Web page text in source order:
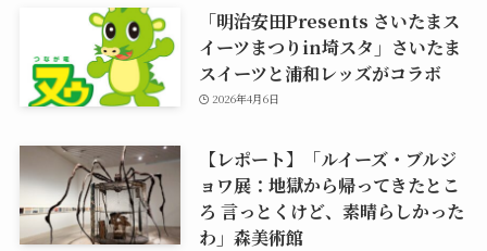
「明治安田Presents さいたまス
イーツまつりin埼スタ」さいたま
スイーツと浦和レッズがコラボ
2026年4月6日
【レポート】「ルイーズ・ブルジ
ョワ展：地獄から帰ってきたとこ
ろ 言っとくけど、素晴らしかった
わ」森美術館